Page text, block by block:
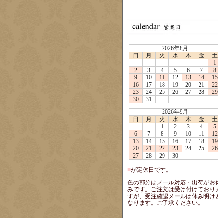
2026年8月
日
月 火 水 木 金
土
1
2
3 4 5 6 7
8
9
10 11 12 13 14
15
16
17 18 19 20 21
22
23
24 25 26 27 28
29
30
31
2026年9月
日
月 火 水 木 金
土
1
2 3 4
5
6
7 8 9 10 11
12
13
14 15 16 17 18
19
20
21 22 23 24 25
26
27
28 29 30
■が定休日です。
色の部分はメール対応・出荷がお
みです。ご注文は受け付けており
すが、受注確認メールは休み明け
なります。ご了承ください。